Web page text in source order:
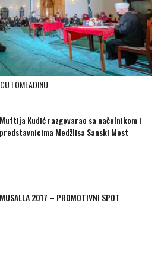
I OMLADINU
Muftija Kudić razgovarao sa načelnikom i
predstavnicima Medžlisa Sanski Most
MUSALLA 2017 – PROMOTIVNI SPOT